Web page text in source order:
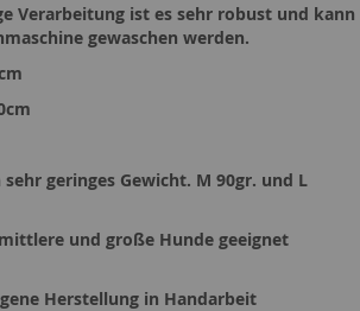
Verarbeitung ist es sehr robust und kann
gewaschen werden.
geringes Gewicht. M 90gr. und L
und große Hunde geeignet
Herstellung in Handarbeit